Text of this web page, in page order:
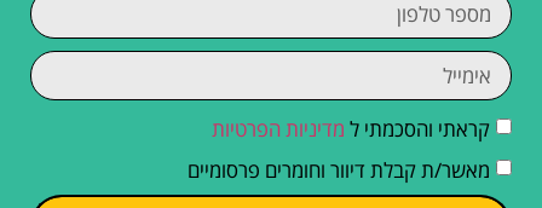
קראתי והסכמתי ל מדיניות הפרטיות
מאשר/ת קבלת דיוור וחומרים פרסומיים